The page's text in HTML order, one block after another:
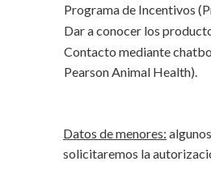
Programa de Incentivos
Dar a conocer los
Contacto mediante
Pearson Animal Health).
Datos de menores:
solicitaremos la